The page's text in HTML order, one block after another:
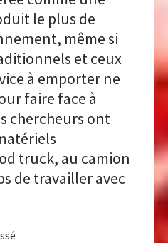
le plus de
même si
et ceux
à emporter ne
faire face à
chercheurs ont
truck, au camion
de travailler avec